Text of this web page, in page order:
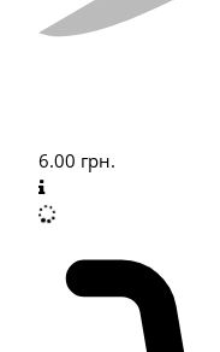
6.00 грн.